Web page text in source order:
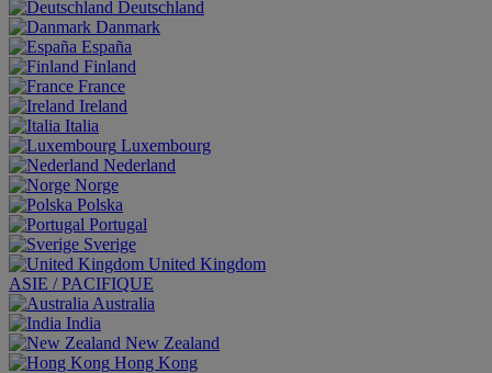
Deutschland
Danmark
España
Finland
France
Ireland
Italia
Luxembourg
Nederland
Norge
Polska
Portugal
Sverige
United Kingdom
ASIE / PACIFIQUE
Australia
India
New Zealand
Hong Kong